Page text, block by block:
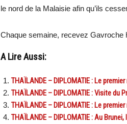
le nord de la Malaisie afin qu’ils
Chaque semaine, recevez
A Lire Aussi:
THAÏLANDE – DIPLOMATIE : Le
THAÏLANDE – DIPLOMATIE : Visite du
THAÏLANDE – DIPLOMATIE : Le
THAÏLANDE – DIPLOMATIE : Au